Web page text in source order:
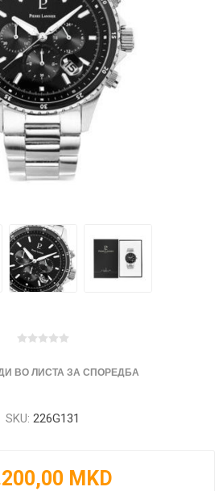
ВО ЛИСТА ЗА СПОРЕДБА
SKU: 226G131
MKD